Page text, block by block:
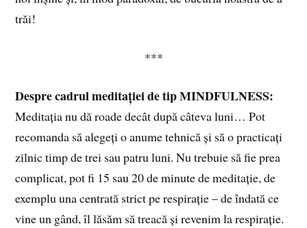
trăi!
***
Despre cadrul meditației de tip MINDFULNESS:
Meditația nu dă roade decât după câteva luni… Pot
recomanda să alegeți o anume tehnică și să o practicați
zilnic timp de trei sau patru luni. Nu trebuie să fie prea
complicat, pot fi 15 sau 20 de minute de meditație, de
exemplu una centrată strict pe respirație – de îndată ce
vine un gând, îl lăsăm să treacă și revenim la respirație.